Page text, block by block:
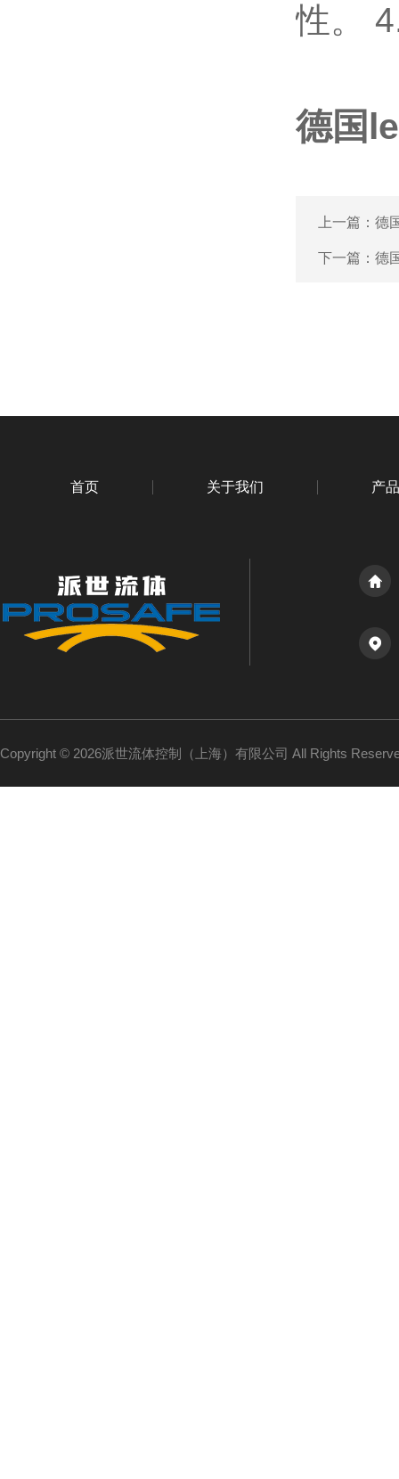
性。
德国
上一篇： 德
下一篇： 德
首页 关于我们 产
Copyright © 2026派世流体控制（上海）有限公司 All Rights